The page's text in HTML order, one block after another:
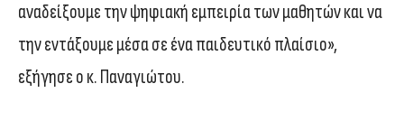
αναδείξουμε την ψηφιακή εμπειρία των μαθητών και να
την εντάξουμε μέσα σε ένα παιδευτικό πλαίσιο»,
εξήγησε ο κ. Παναγιώτου.